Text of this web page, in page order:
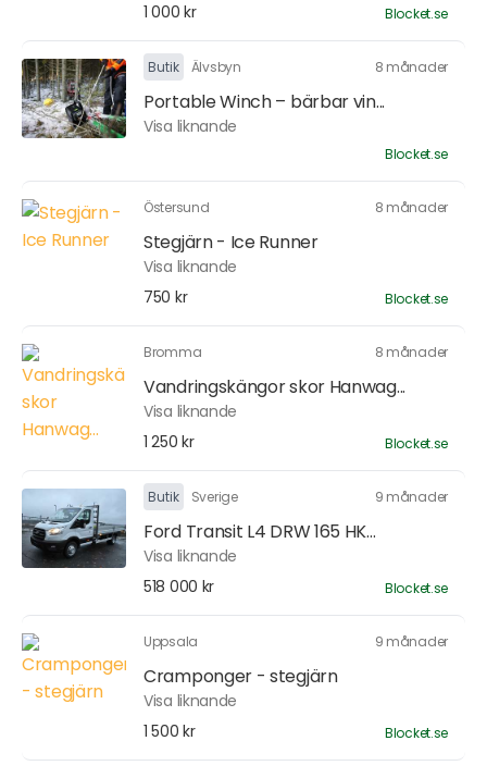
1 000 kr
Blocket.se
Butik Älvsbyn 8 månader
Portable Winch – bärbar vin...
Visa liknande
Blocket.se
Östersund 8 månader
Stegjärn - Ice Runner
Visa liknande
750 kr
Blocket.se
Bromma 8 månader
Vandringskängor skor Hanwag...
Visa liknande
1 250 kr
Blocket.se
Butik Sverige 9 månader
Ford Transit L4 DRW 165 HK...
Visa liknande
518 000 kr
Blocket.se
Uppsala 9 månader
Cramponger - stegjärn
Visa liknande
1 500 kr
Blocket.se